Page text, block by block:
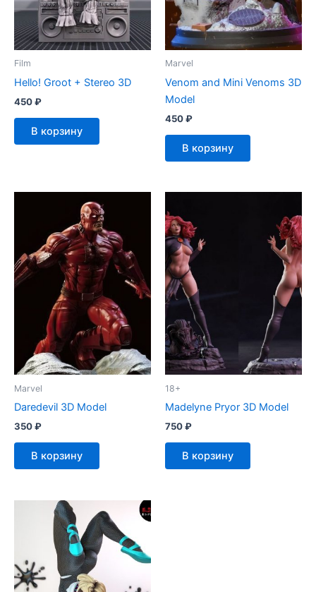
Film
Hello! Groot + Stereo 3D
450₽
В корзину
Marvel
Venom and Mini Venoms 3D
Model
450₽
В корзину
Marvel
Daredevil 3D Model
350₽
В корзину
18+
Madelyne Pryor 3D Model
750₽
В корзину